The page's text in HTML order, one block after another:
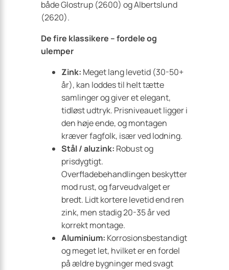
både Glostrup (2600) og Albertslund
(2620).
De fire klassikere – fordele og
ulemper
Zink: Meget lang levetid (30-50+
år), kan loddes til helt tætte
samlinger og giver et elegant,
tidløst udtryk. Prisniveauet ligger i
den høje ende, og montagen
kræver fagfolk, især ved lodning.
Stål / aluzink: Robust og
prisdygtigt.
Overfladebehandlingen beskytter
mod rust, og farveudvalget er
bredt. Lidt kortere levetid end ren
zink, men stadig 20-35 år ved
korrekt montage.
Aluminium: Korrosionsbestandigt
og meget let, hvilket er en fordel
på ældre bygninger med svagt